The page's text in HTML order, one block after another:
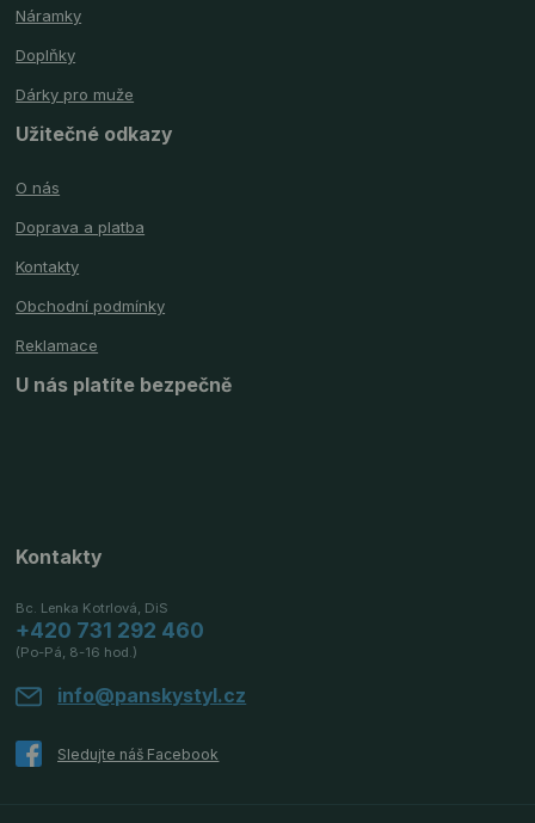
Náramky
Doplňky
Dárky pro muže
Užitečné odkazy
O nás
Doprava a platba
Kontakty
Obchodní podmínky
Reklamace
U nás platíte bezpečně
Kontakty
Bc. Lenka Kotrlová, DiS
+420 731 292 460
(Po-Pá, 8-16 hod.)
info@panskystyl.cz